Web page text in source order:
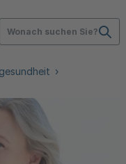
Wonach suchen Sie?